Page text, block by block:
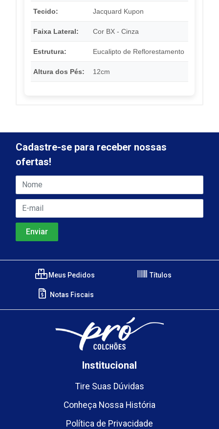
Tecido: Jacquard Kupon
Faixa Lateral: Cor BX - Cinza
Estrutura: Eucalipto de Reflorestamento
Altura dos Pés: 12cm
Cadastre-se para receber nossas
ofertas!
Meus Pedidos Títulos
Notas Fiscais
Institucional
Tire Suas Dúvidas
Conheça Nossa História
Política de Privacidade